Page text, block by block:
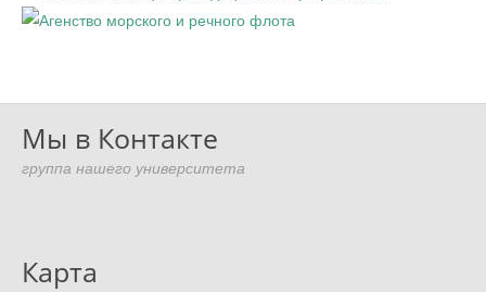
Мы в Контакте
группа нашего университета
Карта